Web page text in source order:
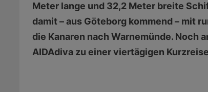
Meter lange und 32,2 Meter breite
damit – aus Göteborg kommend – mit
die Kanaren nach Warnemünde. Noch
AIDAdiva zu einer viertägigen